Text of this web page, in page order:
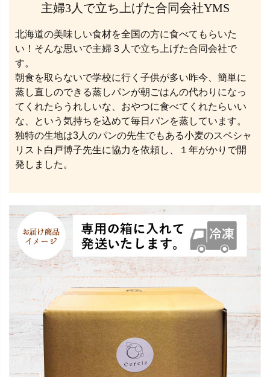
主婦3人で立ち上げた合同会社YMS
北海道の美味しい食材を全国の方に食べてもらいた
い！そんな思いで主婦３人で立ち上げた合同会社で
す。
朝食を取らないで学校に行く子供が多い昨今、簡単に
蒸し直しのできる蒸しパンが朝ごはんの代わりになっ
てくれたらうれしいな、おやつに食べてくれたらいい
な、という気持ちを込めて毎日パンを蒸しています。
独特の生地は3人のパンの先生でもある小麦のスペシャ
リスト白戸博子先生に協力を依頼し、１年がかりで開
発しました。